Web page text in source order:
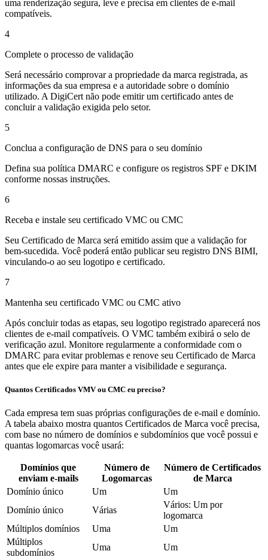
uma renderização segura, leve e precisa em clientes de e-mail
compatíveis.
4
Complete o processo de validação
Será necessário comprovar a propriedade da marca registrada, as
informações da sua empresa e a autoridade sobre o domínio
utilizado. A DigiCert não pode emitir um certificado antes de
concluir a validação exigida pelo setor.
5
Conclua a configuração de DNS para o seu domínio
Defina sua política DMARC e configure os registros SPF e DKIM
conforme nossas instruções.
6
Receba e instale seu certificado VMC ou CMC
Seu Certificado de Marca será emitido assim que a validação for
bem-sucedida. Você poderá então publicar seu registro DNS BIMI,
vinculando-o ao seu logotipo e certificado.
7
Mantenha seu certificado VMC ou CMC ativo
Após concluir todas as etapas, seu logotipo registrado aparecerá nos
clientes de e-mail compatíveis. O VMC também exibirá o selo de
verificação azul. Monitore regularmente a conformidade com o
DMARC para evitar problemas e renove seu Certificado de Marca
antes que ele expire para manter a visibilidade e segurança.
Quantos Certificados VMV ou CMC eu preciso?
Cada empresa tem suas próprias configurações de e-mail e domínio.
A tabela abaixo mostra quantos Certificados de Marca você precisa,
com base no número de domínios e subdomínios que você possui e
quantas logomarcas você usará:
Domínios que
enviam e-mails
Número de
Logomarcas
Número de Certificados
de Marca
Domínio único
Um
Um
Domínio único
Várias
Vários: Um por
logomarca
Múltiplos domínios
Uma
Um
Múltiplos
subdomínios
Uma Um